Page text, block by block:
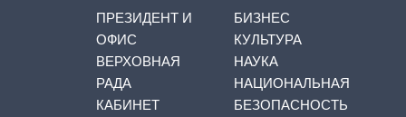
ПРЕЗИДЕНТ И
ОФИС
ВЕРХОВНАЯ
РАДА
КАБИНЕТ
БИЗНЕС
КУЛЬТУРА
НАУКА
НАЦИОНАЛЬНАЯ
БЕЗОПАСНОСТЬ